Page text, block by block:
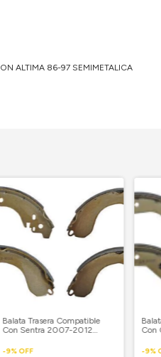
ALTIMA 86-97 SEMIMETALICA
Balata Trasera Compatible
Con Sentra 2007-2012
-9%OFF
Con
-9%